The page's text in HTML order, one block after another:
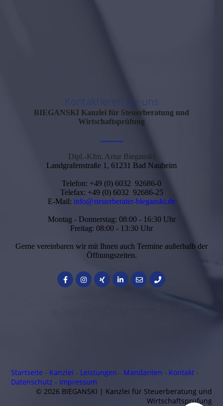
Kontaktieren Sie uns
BIEGANSKI Kanzlei für Steuerberatung und
Wirtschaftsprüfung
—
Dipl.-Kfm. Artur Bieganski
Landgrafenstraße 1, 61231 Bad Nauheim
Telefon: +49 (0) 6032 92686-0
Telefax: +49 (0) 6032 92686-25
E-Mail: info@steuerberater-bieganski.de
Montag - Donnerstag: 08:00 - 16:30 Uhr
Freitag: 08:00 - 13:30 Uhr
Gerne vereinbaren wir mit Ihnen auch Termine außerhalb der
Öffnungszeiten.
Startseite - Kanzlei - Leistungen - Mandanten - Kontakt -
Daten­schutz - Impressum
© 2026 BIEGANSKI | Kanzlei für Steuerberatung und
Wirtschaftsprüfung